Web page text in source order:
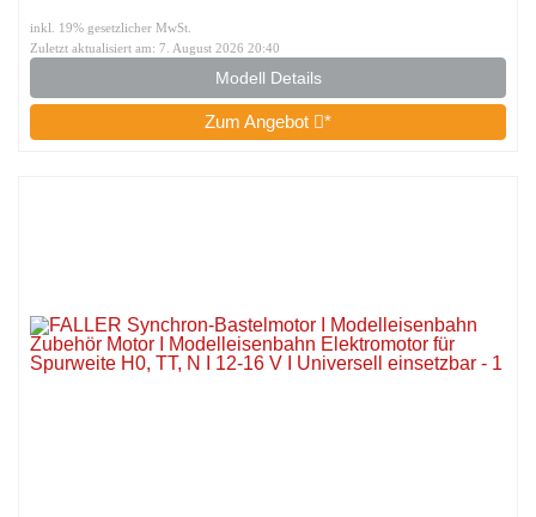
inkl. 19% gesetzlicher MwSt.
Zuletzt aktualisiert am: 7. August 2026 20:40
Modell Details
Zum Angebot *